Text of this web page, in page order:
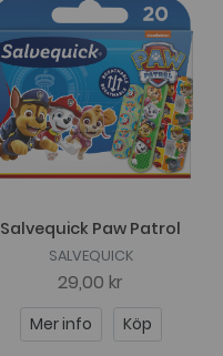
Salvequick Paw Patrol
SALVEQUICK
29,00 kr
Mer info Köp